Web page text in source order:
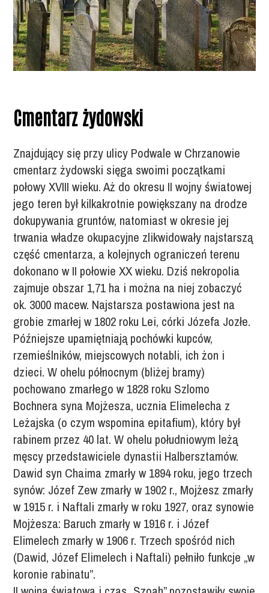
Cmentarz żydowski
Znajdujący się przy ulicy Podwale w Chrzanowie
cmentarz żydowski sięga swoimi początkami
połowy XVIII wieku. Aż do okresu II wojny światowej
jego teren był kilkakrotnie powiększany na drodze
dokupywania gruntów, natomiast w okresie jej
trwania władze okupacyjne zlikwidowały najstarszą
część cmentarza, a kolejnych ograniczeń terenu
dokonano w II połowie XX wieku. Dziś nekropolia
zajmuje obszar 1,71 ha i można na niej zobaczyć
ok. 3000 macew. Najstarsza postawiona jest na
grobie zmarłej w 1802 roku Lei, córki Józefa Jozłe.
Późniejsze upamiętniają pochówki kupców,
rzemieślników, miejscowych notabli, ich żon i
dzieci. W ohelu północnym (bliżej bramy)
pochowano zmarłego w 1828 roku Szlomo
Bochnera syna Mojżesza, ucznia Elimelecha z
Leżajska (o czym wspomina epitafium), który był
rabinem przez 40 lat. W ohelu południowym leżą
męscy przedstawiciele dynastii Halbersztamów.
Dawid syn Chaima zmarły w 1894 roku, jego trzech
synów: Józef Zew zmarły w 1902 r., Mojżesz zmarły
w 1915 r. i Naftali zmarły w roku 1927, oraz synowie
Mojżesza: Baruch zmarły w 1916 r. i Józef
Elimelech zmarły w 1906 r. Trzech spośród nich
(Dawid, Józef Elimelech i Naftali) pełniło funkcje „w
koronie rabinatu”.